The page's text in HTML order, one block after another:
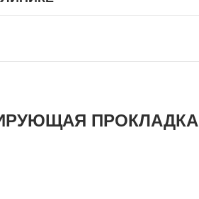
ПРОКЛАДКА